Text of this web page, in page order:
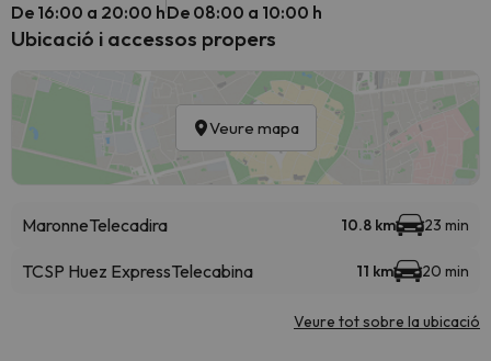
De 16:00 a 20:00 hDe 08:00 a 10:00 h
Ubicació i accessos propers
Veure mapa
MaronneTelecadira 10.8 km 23 min
TCSP Huez ExpressTelecabina 11 km 20 min
Veure tot sobre la ubicació